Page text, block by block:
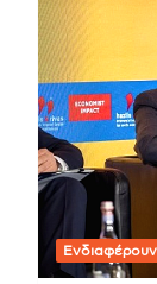
Ενδιαφέρουν